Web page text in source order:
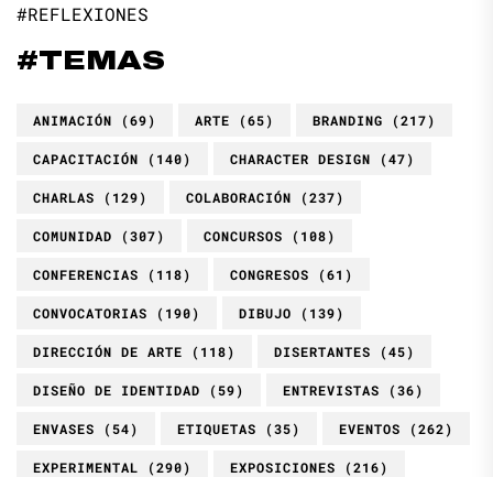
#REFLEXIONES
#TEMAS
ANIMACIÓN (69) ARTE (65) BRANDING (217)
CAPACITACIÓN (140) CHARACTER DESIGN (47)
CHARLAS (129) COLABORACIÓN (237)
COMUNIDAD (307) CONCURSOS (108)
CONFERENCIAS (118) CONGRESOS (61)
CONVOCATORIAS (190) DIBUJO (139)
DIRECCIÓN DE ARTE (118) DISERTANTES (45)
DISEÑO DE IDENTIDAD (59) ENTREVISTAS (36)
ENVASES (54) ETIQUETAS (35) EVENTOS (262)
EXPERIMENTAL (290) EXPOSICIONES (216)